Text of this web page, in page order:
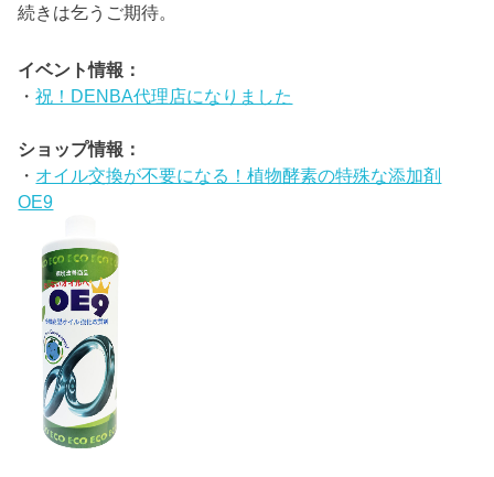
続きは乞うご期待。
イベント情報：
・祝！DENBA代理店になりました
ショップ情報：
・ オイル交換が不要になる！植物酵素の特殊な添加剤
OE9